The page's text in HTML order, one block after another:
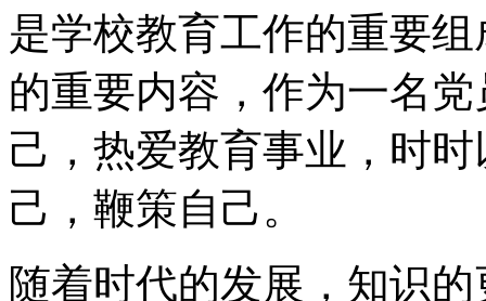
是学校教育工作的重要
的重要内容，作为一名
己，热爱教育事业，时
己，鞭策自己。
随着时代的发展，知识